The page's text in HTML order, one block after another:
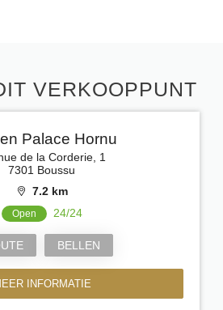
VERKOOPPUNT
Palace Hornu
de la Corderie, 1
7301 Boussu
7.2 km
Open 24/24
BELLEN
INFORMATIE